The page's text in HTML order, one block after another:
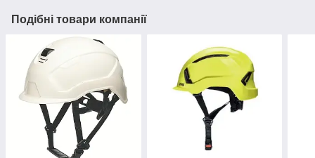
Подібні товари компанії